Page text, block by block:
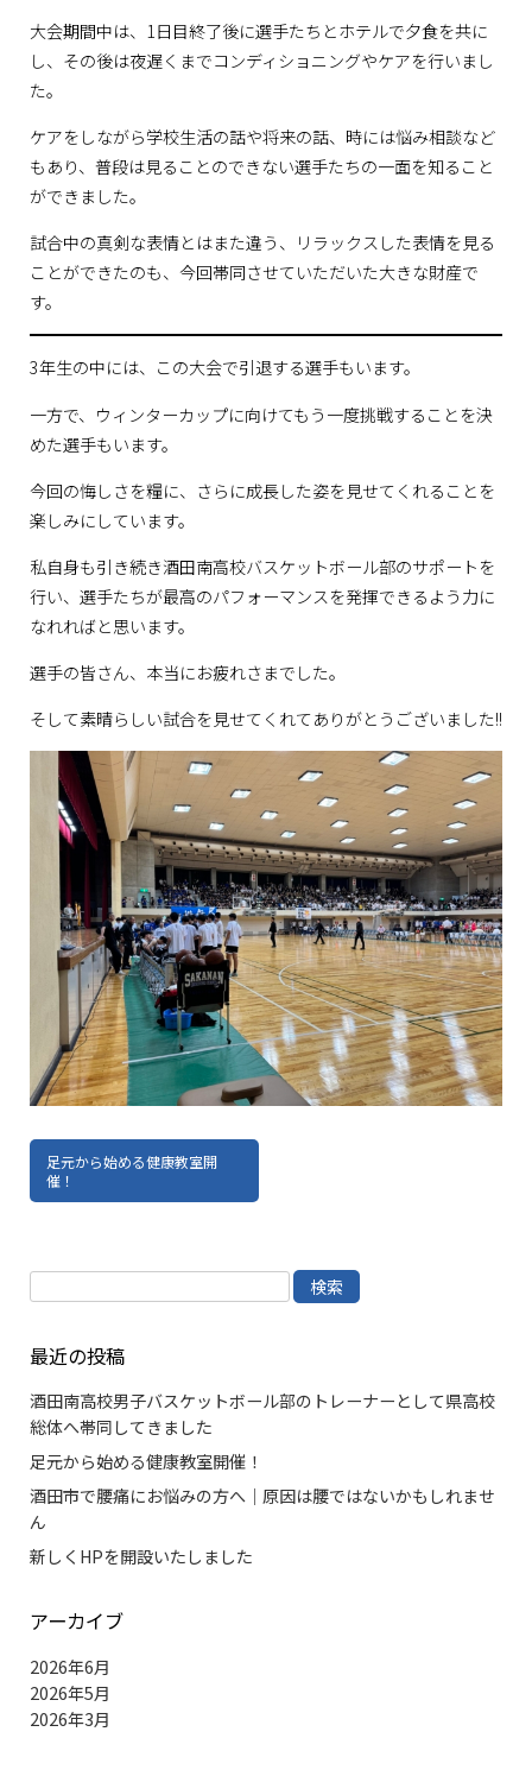
大会期間中は、1日目終了後に選手たちとホテルで夕食を共に
し、その後は夜遅くまでコンディショニングやケアを行いまし
た。
ケアをしながら学校生活の話や将来の話、時には悩み相談など
もあり、普段は見ることのできない選手たちの一面を知ること
ができました。
試合中の真剣な表情とはまた違う、リラックスした表情を見る
ことができたのも、今回帯同させていただいた大きな財産で
す。
3年生の中には、この大会で引退する選手もいます。
一方で、ウィンターカップに向けてもう一度挑戦することを決
めた選手もいます。
今回の悔しさを糧に、さらに成長した姿を見せてくれることを
楽しみにしています。
私自身も引き続き酒田南高校バスケットボール部のサポートを
行い、選手たちが最高のパフォーマンスを発揮できるよう力に
なれればと思います。
選手の皆さん、本当にお疲れさまでした。
そして素晴らしい試合を見せてくれてありがとうございました!!
足元から始める健康教室開
催！
検
索:
最近の投稿
酒田南高校男子バスケットボール部のトレーナーとして県高校
総体へ帯同してきました
足元から始める健康教室開催！
酒田市で腰痛にお悩みの方へ｜原因は腰ではないかもしれませ
ん
新しくHPを開設いたしました
アーカイブ
2026年6月
2026年5月
2026年3月